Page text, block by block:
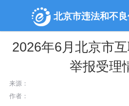
北京市违法和不
2026年6月北京市
举报受理
来源：
作者：